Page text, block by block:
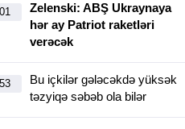
Zelenski: ABŞ Ukraynaya
hər ay Patriot raketləri
verəcək
Bu içkilər gələcəkdə yüksək
təzyiqə səbəb ola bilər